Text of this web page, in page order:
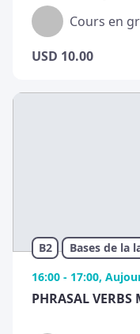
Cours en
USD 10.00
B2
Bases de la
16:00 - 17:00,
PHRASAL VERBS